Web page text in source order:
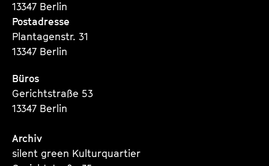
13347 Berlin
Postadresse
Plantagenstr. 31
13347 Berlin
Büros
Gerichtstraße 53
13347 Berlin
Archiv
silent green Kulturquartier